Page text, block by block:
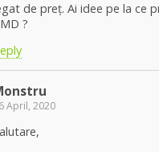
de preț. Ai idee pe la ce
?
April, 2020